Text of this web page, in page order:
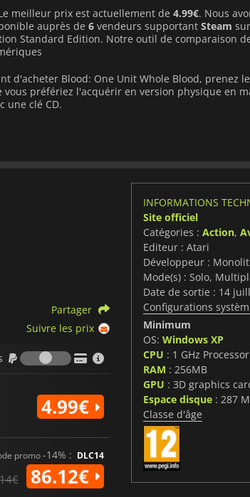
meilleur prix est actuellement de 4.99€. Nous
auprès de 6 vendeurs supportant Steam sur
Standard Edition. Notre outil de comparaison
d'acheter Blood: One Unit Whole Blood, prenez
vous préfériez l'acquérir en version physique en
une clé CD.
Partager
Suivre les prix
Frais
4.99€
promo-14% : DLC14
86.12€
INFORMATIONS
Site officiel
Catégories : Action,
Editeur : Atari
Développeur :
Mode(s) : Solo,
Date de sortie : 14
Configurations
Minimum
OS: Windows XP
CPU : 1 GHz Processor
RAM : 256MB
GPU : 3D graphics
Espace disque: 287
Classe d'âge